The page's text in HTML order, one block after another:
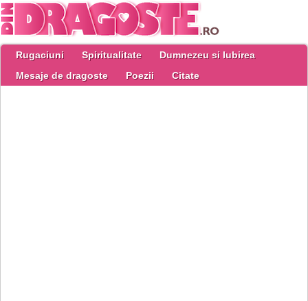
Rugaciuni Spiritualitate
Dumnezeu si Iubirea
Mesaje de dragoste
Poezii Citate